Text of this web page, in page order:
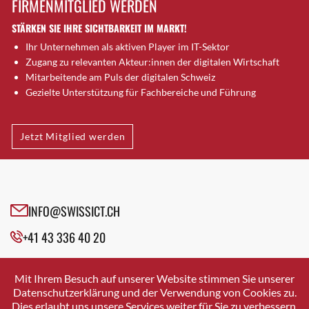
Brugg AG
Brütten
Bubendorf
Bubikon
Buchs (SG)
Bäretswil
Bülach
Cazis
Crissier
Davos Platz
Dierikon
Dietikon
FIRMENMITGLIED WERDEN
STÄRKEN SIE IHRE SICHTBARKEIT IM MARKT!
Ihr Unternehmen als aktiven Player im IT-Sektor
Zugang zu relevanten Akteur:innen der digitalen Wirtschaft
Mitarbeitende am Puls der digitalen Schweiz
Gezielte Unterstützung für Fachbereiche und Führung
Jetzt Mitglied werden
INFO@SWISSICT.CH
+41 43 336 40 20
SWISSICT
VULKANSTRASSE 120
8048 ZURICH
Mit Ihrem Besuch auf unserer Website stimmen Sie unserer
Datenschutzerklärung und der Verwendung von Cookies zu.
Dies erlaubt uns unsere Services weiter für Sie zu verbessern.